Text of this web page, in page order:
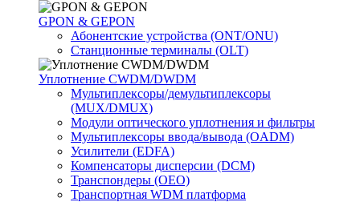
GPON & GEPON
Абонентские устройства (ONT/ONU)
Станционные терминалы (OLT)
Уплотнение CWDM/DWDM
Мультиплексоры/демультиплексоры
(MUX/DMUX)
Модули оптического уплотнения и фильтры
Мультиплексоры ввода/вывода (OADM)
Усилители (EDFA)
Компенсаторы дисперсии (DCM)
Транспондеры (OEO)
Транспортная WDM платформа